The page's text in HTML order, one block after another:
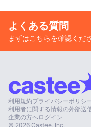
よくある質問
まずはこちらを確認くだ
利用規約プライバシーポリシ
利用者に関する情報の外部送
企業の方へログイン
© 2026 Castee, Inc.